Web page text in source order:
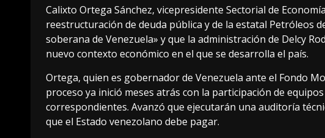
Calixto Ortega Sánchez, vicepresidente Sectorial de
reestructuración de deuda pública y de la estatal Petróleos
soberana de Venezuela» y que la administración de Delcy
nuevo contexto económico en el que se desarrolla el país.
Ortega, quien es gobernador de Venezuela ante el Fondo
proceso ya inició meses atrás con la participación de
correspondientes. Avanzó que ejecutarán una auditoría
que el Estado venezolano debe pagar.